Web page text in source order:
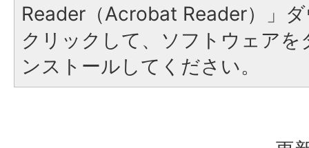
Reader（Acrobat Reader）」
クリックして、ソフトウェア
ンストールしてください。